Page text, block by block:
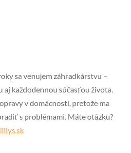
sa venujem záhradkárstvu –
aj každodennou súčasťou života.
v domácnosti, pretože ma
s problémami. Máte otázku?